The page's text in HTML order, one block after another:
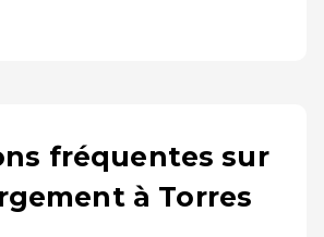
fréquentes sur
à Torres